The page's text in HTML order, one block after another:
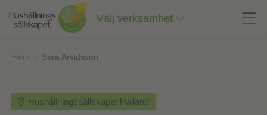
innehåll
Välj verksamhet
Hem Sara Arvidsson
Hushållningssällskapet Halland